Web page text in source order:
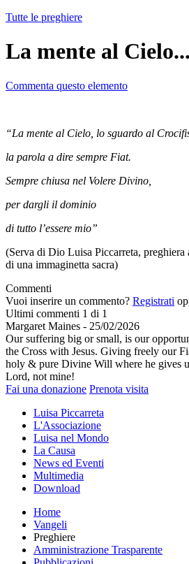
Tutte le preghiere
La mente al Cielo...
Commenta questo elemento
“La mente al Cielo, lo sguardo al
la parola a dire sempre Fiat.
Sempre chiusa nel Volere Divino,
per dargli il dominio
di tutto l’essere mio”
(Serva di Dio Luisa Piccarreta, preghiera
di una immaginetta sacra)
Commenti
Vuoi inserire un commento? Registrati
Ultimi commenti 1 di 1
Margaret Maines - 25/02/2026
Our suffering big or small, is our
the Cross with Jesus. Giving freely our
holy & pure Divine Will where he gives
Lord, not mine!
Fai una donazione Prenota visita
Luisa Piccarreta
L'Associazione
Luisa nel Mondo
La Causa
News ed Eventi
Multimedia
Download
Home
Vangeli
Preghiere
Amministrazione Trasparente